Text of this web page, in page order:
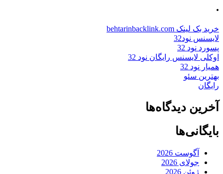
.
خرید بک لینک behtarinbacklink.com
لایسنس نود32
پسورد نود 32
اوکلی لایسنس رایگان نود 32
همیار نود 32
بهترین سئو
رایگان
آخرین دیدگاه‌ها
بایگانی‌ها
آگوست 2026
جولای 2026
ژوئن 2026